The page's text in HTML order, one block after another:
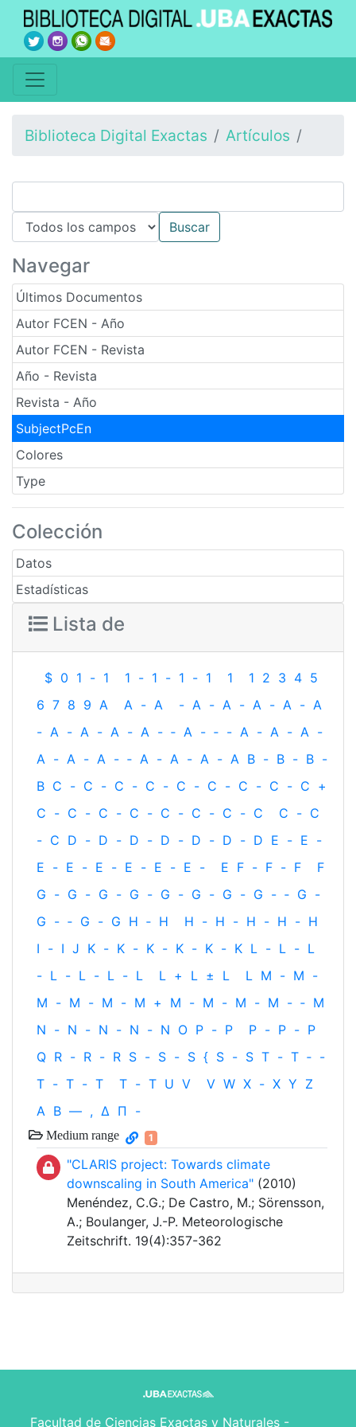
Biblioteca Digital Exactas Artículos
Navegar
Últimos Documentos
Autor FCEN - Año
Autor FCEN - Revista
Año - Revista
Revista - Año
SubjectPcEn
Colores
Type
Colección
Datos
Estadísticas
Lista de
$ 0 1 - 1 1 - 1 - 1 - 1 1 1 2 3 4 5
6 7 8 9 A A - A - A - A - A - A - A
- A - A - A - A - ‐ A - ‐ - A - A - A -
A - A - A - ‐ A - A - A - A B - B - B -
B C - C - C - C - C - C - C - C - C +
C - C - C - C - C - C - C - C C - C
- C D - D - D - D - D - D - D E - E -
E - E - E - E - E - E - E F - F - F
F
G - G - G - G - G - G - G - G - ‐ G -
G - ‐ G - G H ‐ H H - H - H - H - H
I - I J K - K - K - K - K - K L - L - L
- L - L - L - L L + L ± L L M - M -
M - M - M - M + M - M - M - M - ‐ M
N - N - N - N - N O P - P P - P - P
Q R - R - R S - S - S { S - S T - T ‐ -
T - T - T T - T U V V W X - X Y Z
Α Β — , Δ Π -
Medium range 1
"CLARIS project: Towards climate
downscaling in South America" (2010)
Menéndez, C.G.; De Castro, M.; Sörensson,
A.; Boulanger, J.-P. Meteorologische
Zeitschrift. 19(4):357-362
Facultad de Ciencias Exactas y Naturales -